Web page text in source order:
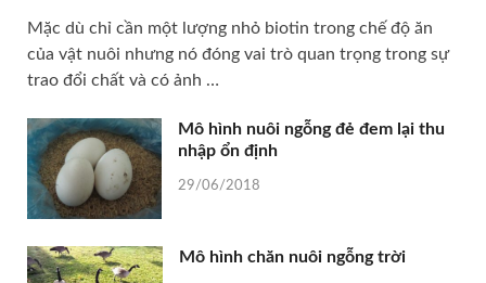
Mặc dù chỉ cần một lượng nhỏ biotin trong chế độ ăn
của vật nuôi nhưng nó đóng vai trò quan trọng trong sự
trao đổi chất và có ảnh …
Mô hình nuôi ngỗng đẻ đem lại thu
nhập ổn định
29/06/2018
Mô hình chăn nuôi ngỗng trời